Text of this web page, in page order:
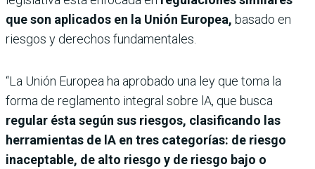
que son aplicados en la Unión Europea, basado en
riesgos y derechos fundamentales.
“La Unión Europea ha aprobado una ley que toma la
forma de reglamento integral sobre lA, que busca
regular ésta según sus riesgos, clasificando las
herramientas de lA en tres categorías: de riesgo
inaceptable, de alto riesgo y de riesgo bajo o